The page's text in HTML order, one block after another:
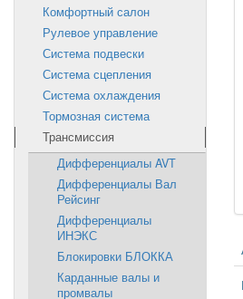
Комфортный салон
Рулевое управление
Система подвески
Система сцепления
Система охлаждения
Тормозная система
Трансмиссия
Дифференциалы AVT
Дифференциалы Вал
Рейсинг
Дифференциалы
ИНЭКС
Блокировки БЛОККА
Карданные валы и
промвалы